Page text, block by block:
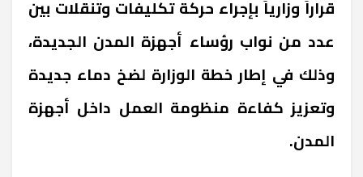
قراراً وزارياً بإجراء حركة تكليفات وتنقلات بين
عدد من نواب رؤساء أجهزة المدن الجديدة،
وذلك في إطار خطة الوزارة لضخ دماء جديدة
وتعزيز كفاءة منظومة العمل داخل أجهزة
المدن.